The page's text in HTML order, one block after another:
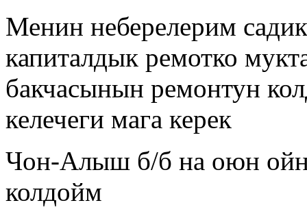
Менин неберелерим
капиталдык ремотко
бакчасынын ремонтун
келечеги мага керек
Чон-Алыш б/б на оюн
колдойм